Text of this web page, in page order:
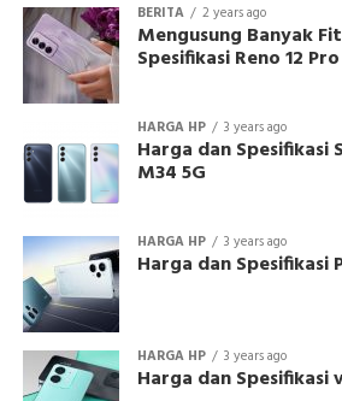
BERITA 2 years ago
Mengusung Banyak
Spesifikasi Reno 12
HARGA HP 3 years ago
Harga dan Spesifikasi
M34 5G
HARGA HP 3 years ago
Harga dan Spesifikasi
HARGA HP 3 years ago
Harga dan Spesifikasi